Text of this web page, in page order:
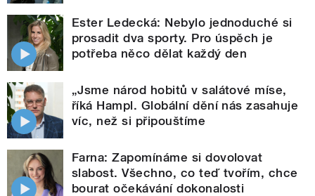
Ester Ledecká: Nebylo jednoduché si
prosadit dva sporty. Pro úspěch je
potřeba něco dělat každý den
„Jsme národ hobitů v salátové míse,
říká Hampl. Globální dění nás zasahuje
víc, než si připouštíme
Farna: Zapomínáme si dovolovat
slabost. Všechno, co teď tvořím, chce
bourat očekávání dokonalosti